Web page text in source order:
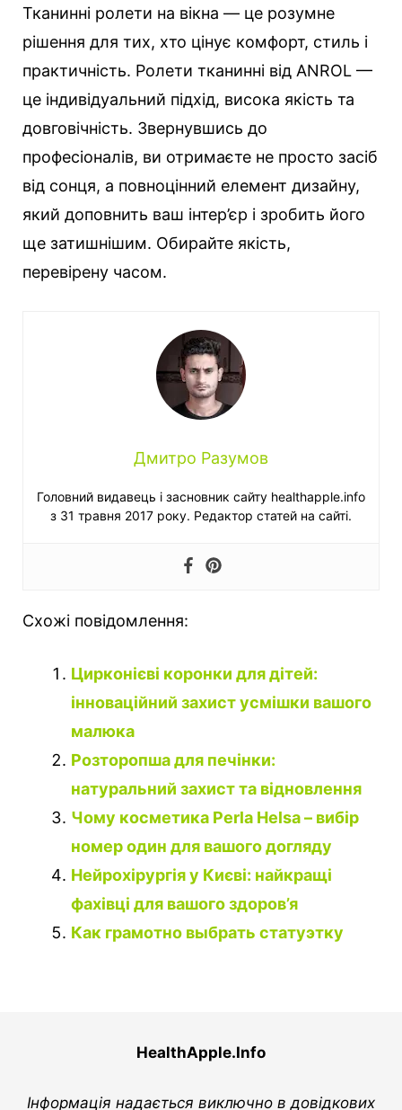
Тканинні ролети на вікна — це розумне
рішення для тих, хто цінує комфорт, стиль і
практичність. Ролети тканинні від ANROL —
це індивідуальний підхід, висока якість та
довговічність. Звернувшись до
професіоналів, ви отримаєте не просто засіб
від сонця, а повноцінний елемент дизайну,
який доповнить ваш інтер’єр і зробить його
ще затишнішим. Обирайте якість,
перевірену часом.
Дмитро Разумов
Головний видавець і засновник сайту healthapple.info
з 31 травня 2017 року. Редактор статей на сайті.
Схожі повідомлення:
Цирконієві коронки для дітей:
інноваційний захист усмішки вашого
малюка
Розторопша для печінки:
натуральний захист та відновлення
Чому косметика Perla Helsa – вибір
номер один для вашого догляду
Нейрохірургія у Києві: найкращі
фахівці для вашого здоров’я
Как грамотно выбрать статуэтку
HealthApple.Info
Інформація надається виключно в довідкових